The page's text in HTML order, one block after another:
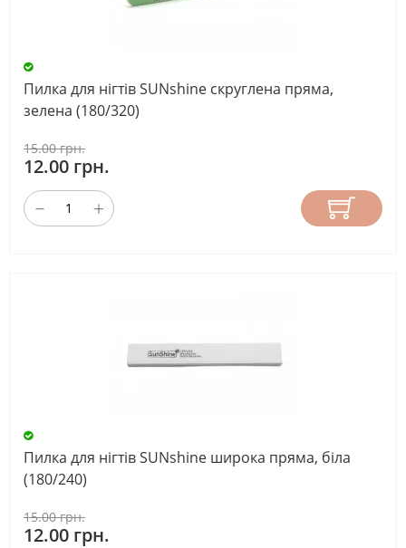
Пилка для нігтів SUNshine скруглена пряма,
зелена (180/320)
15.00 грн.
12.00 грн.
Пилка для нігтів SUNshine широка пряма, біла
(180/240)
15.00 грн.
12.00 грн.